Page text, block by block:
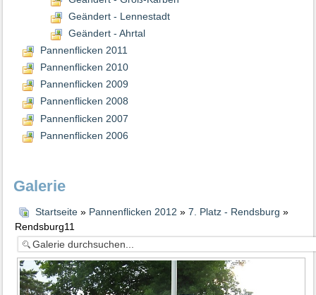
Geändert - Lennestadt
Geändert - Ahrtal
Pannenflicken 2011
Pannenflicken 2010
Pannenflicken 2009
Pannenflicken 2008
Pannenflicken 2007
Pannenflicken 2006
Galerie
Startseite» Pannenflicken 2012 » 7. Platz - Rendsburg »
Rendsburg11